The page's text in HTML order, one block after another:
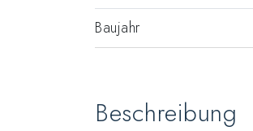
Baujahr
Beschreibung